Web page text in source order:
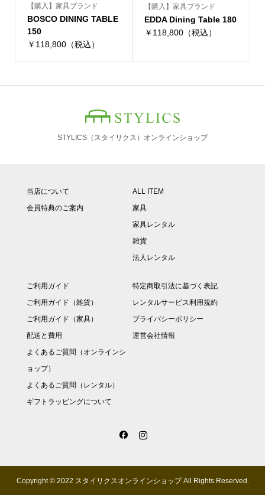
【購入】家具ブランド
BOSCO DINING TABLE
150
￥118,800（税込）
【購入】家具ブランド
EDDA Dining Table 180
￥118,800（税込）
STYLICS（スタイリクス）オンラインショップ
当店について
会員特典のご案内
ALL ITEM
家具
家具レンタル
雑貨
法人レンタル
ご利用ガイド
ご利用ガイド（雑貨）
ご利用ガイド（家具）
配送と費用
よくあるご質問（オンラインシ
ョップ）
よくあるご質問（レンタル）
ギフトラッピングについて
特定商取引法に基づく表記
レンタルサービス利用規約
プライバシーポリシー
運営会社情報
Copyright © 2022 スタイリクスオンラインショップ All Rights Reserved.